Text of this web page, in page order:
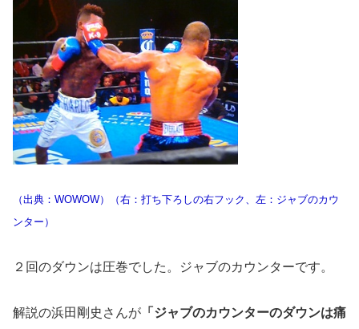
（出典：WOWOW）（右：打ち下ろしの右フック、左：ジャブのカウ
ンター）
２回のダウンは圧巻でした。ジャブのカウンターです。
解説の浜田剛史さんが 「ジャブのカウンターのダウンは痛